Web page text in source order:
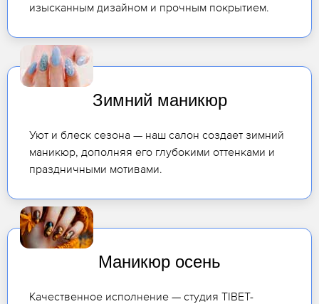
изысканным дизайном и прочным покрытием.
Зимний маникюр
Уют и блеск сезона — наш салон создает зимний
маникюр, дополняя его глубокими оттенками и
праздничными мотивами.
Маникюр осень
Качественное исполнение — студия TIBET-